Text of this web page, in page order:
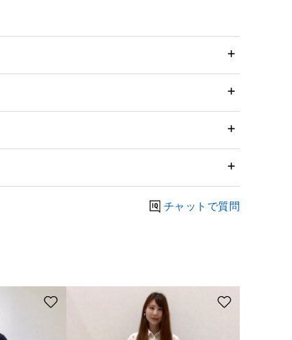
チャットで質問